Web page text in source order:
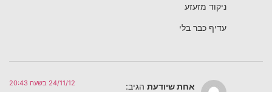
ניקוד מזעזע
עדיף כבר בלי
אחת שיודעת הגיב: 24/11/12 בשעה 20:43